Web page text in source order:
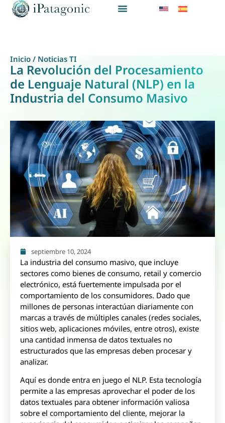
Inicio / Noticias TI
La Revolución del Procesamiento
de Lenguaje Natural (NLP) en la
Industria del Consumo Masivo
septiembre 10, 2024
La industria del consumo masivo, que incluye
sectores como bienes de consumo, retail y comercio
electrónico, está fuertemente impulsada por el
comportamiento de los consumidores. Dado que
millones de personas interactúan diariamente con
marcas a través de múltiples canales (redes sociales,
sitios web, aplicaciones móviles, entre otros), existe
una cantidad inmensa de datos textuales no
estructurados que las empresas deben procesar y
analizar.
Aquí es donde entra en juego el NLP. Esta tecnología
permite a las empresas aprovechar el poder de los
datos textuales para obtener información valiosa
sobre el comportamiento del cliente, mejorar la